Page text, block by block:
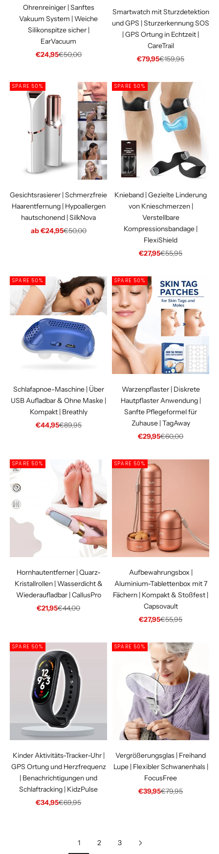
Ohrenreiniger | Sanftes
Vakuum System | Weiche
Silikonspitze sicher |
EarVacuum
Angebot
€24,95Regulärer Preis
€50,00
Smartwatch mit Sturzdetektion
und GPS | Sturzerkennung SOS
| GPS Ortung in Echtzeit |
CareTrail
Angebot
€79,95Regulärer Preis
€159,95
SPARE 50%
Gesichtsrasierer | Schmerzfreie
Haarentfernung | Hypoallergen
hautschonend | SilkNova
Angebot
ab €24,95Regulärer Preis
€50,00
SPARE 50%
Knieband | Gezielte Linderung
von Knieschmerzen |
Verstellbare
Kompressionsbandage |
FlexiShield
Angebot
€27,95Regulärer Preis
€55,95
SPARE 50%
Schlafapnoe-Maschine | Über
USB Aufladbar & Ohne Maske |
Kompakt | Breathly
Angebot
€44,95Regulärer Preis
€89,95
SPARE 50%
Warzenpflaster | Diskrete
Hautpflaster Anwendung |
Sanfte Pflegeformel für
Zuhause | TagAway
Angebot
€29,95Regulärer Preis
€60,00
SPARE 50%
Hornhautentferner | Quarz-
Kristallrollen | Wasserdicht &
Wiederaufladbar | CallusPro
Angebot
€21,95Regulärer Preis
€44,00
SPARE 50%
Aufbewahrungsbox |
Aluminium-Tablettenbox mit 7
Fächern | Kompakt & Stoßfest |
Capsovault
Angebot
€27,95Regulärer Preis
€55,95
SPARE 50%
Kinder Aktivitäts-Tracker-Uhr |
GPS Ortung und Herzfrequenz
| Benachrichtigungen und
Schlaftracking | KidzPulse
Angebot
€34,95Regulärer Preis
€69,95
SPARE 50%
Vergrößerungsglas | Freihand
Lupe | Flexibler Schwanenhals |
FocusFree
Angebot
€39,95Regulärer Preis
€79,95
1 2 3